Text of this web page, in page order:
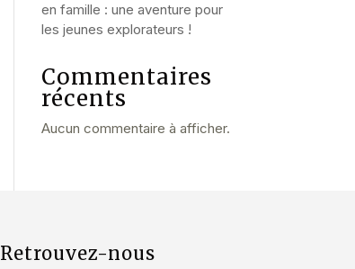
en famille : une aventure pour
les jeunes explorateurs !
Commentaires
récents
Aucun commentaire à afficher.
Retrouvez-nous